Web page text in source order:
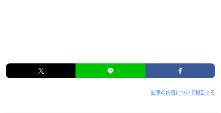
記事の内容について報告する